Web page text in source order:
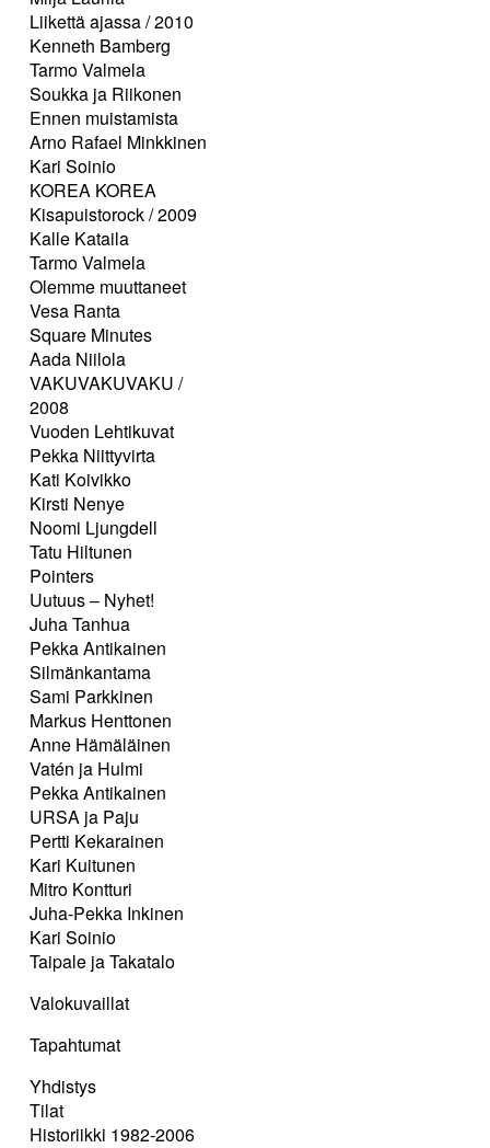
Liikettä ajassa / 2010
Kenneth Bamberg
Tarmo Valmela
Soukka ja Riikonen
Ennen muistamista
Arno Rafael Minkkinen
Kari Soinio
KOREA KOREA
Kisapuistorock / 2009
Kalle Kataila
Tarmo Valmela
Olemme muuttaneet
Vesa Ranta
Square Minutes
Aada Niilola
VAKUVAKUVAKU /
2008
Vuoden Lehtikuvat
Pekka Niittyvirta
Kati Koivikko
Kirsti Nenye
Noomi Ljungdell
Tatu Hiltunen
Pointers
Uutuus – Nyhet!
Juha Tanhua
Pekka Antikainen
Silmänkantama
Sami Parkkinen
Markus Henttonen
Anne Hämäläinen
Vatén ja Hulmi
Pekka Antikainen
URSA ja Paju
Pertti Kekarainen
Kari Kuitunen
Mitro Kontturi
Juha-Pekka Inkinen
Kari Soinio
Taipale ja Takatalo
Valokuvaillat
Tapahtumat
Yhdistys
Tilat
Historiikki 1982-2006